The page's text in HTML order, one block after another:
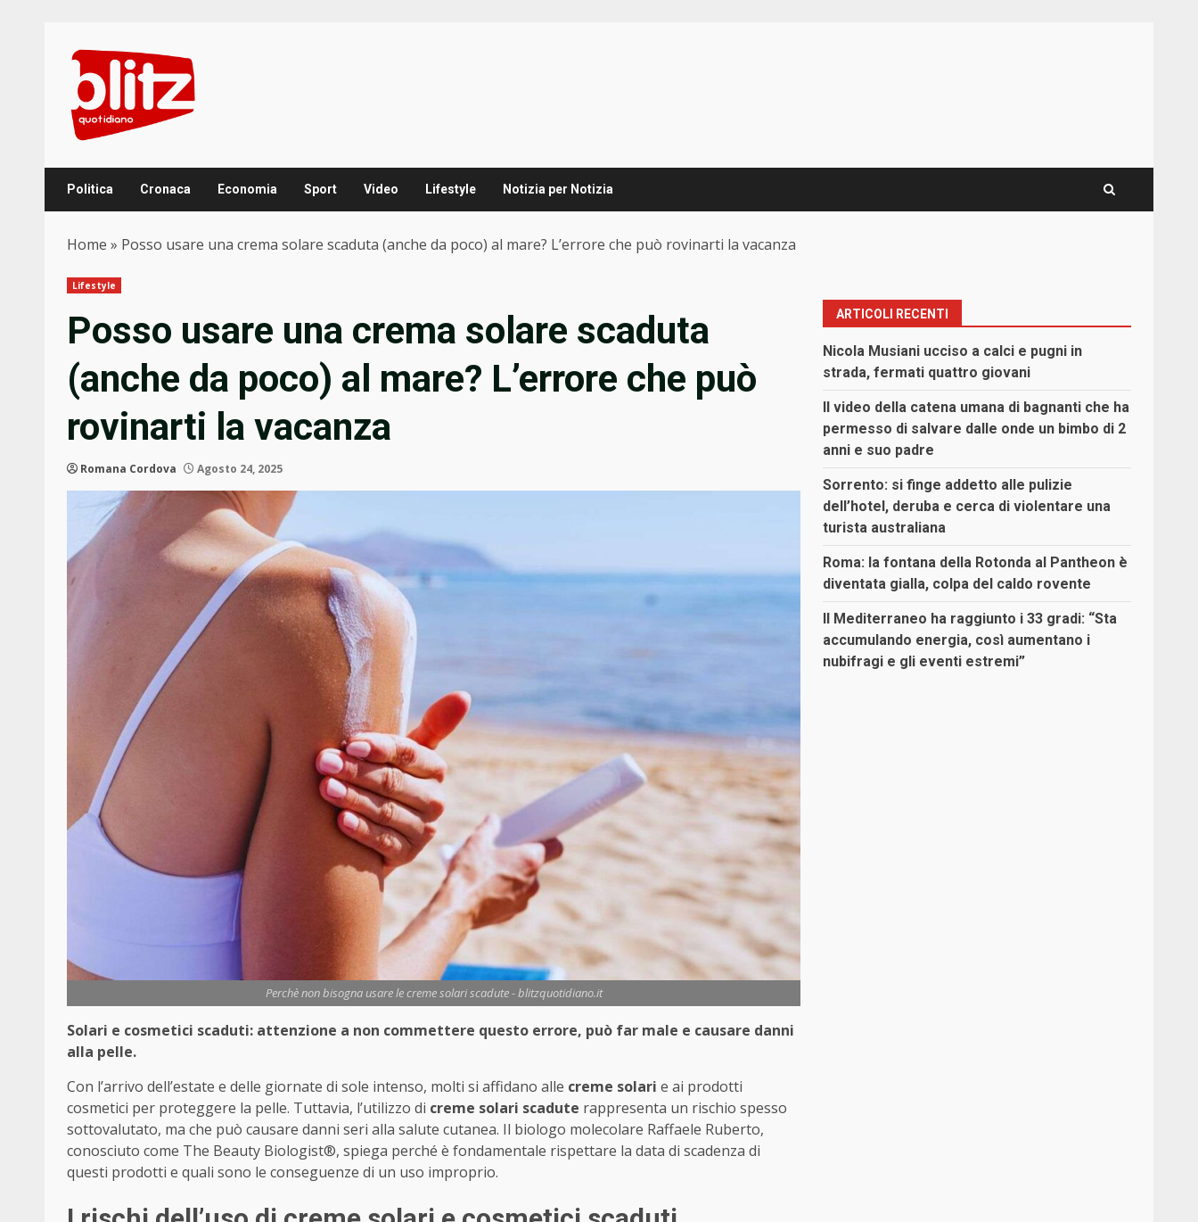
content
Politica Cronaca Economia Sport Video Lifestyle Notizia per Notizia
Home » Posso usare una crema solare scaduta (anche da poco) al mare? L’errore che può rovinarti la vacanza
Lifestyle
Posso usare una crema solare scaduta
(anche da poco) al mare? L’errore che può
rovinarti la vacanza
Romana Cordova Agosto 24, 2025
Perchè non bisogna usare le creme solari scadute - blitzquotidiano.it
Solari e cosmetici scaduti: attenzione a non commettere questo errore, può far male e causare danni
alla pelle.
Con l’arrivo dell’estate e delle giornate di sole intenso, molti si affidano alle creme solari e ai prodotti
cosmetici per proteggere la pelle. Tuttavia, l’utilizzo di creme solari scadute rappresenta un rischio spesso
sottovalutato, ma che può causare danni seri alla salute cutanea. Il biologo molecolare Raffaele Ruberto,
conosciuto come The Beauty Biologist®, spiega perché è fondamentale rispettare la data di scadenza di
questi prodotti e quali sono le conseguenze di un uso improprio.
ARTICOLI RECENTI
Nicola Musiani ucciso a calci e pugni in
strada, fermati quattro giovani
Il video della catena umana di bagnanti che ha
permesso di salvare dalle onde un bimbo di 2
anni e suo padre
Sorrento: si finge addetto alle pulizie
dell’hotel, deruba e cerca di violentare una
turista australiana
Roma: la fontana della Rotonda al Pantheon è
diventata gialla, colpa del caldo rovente
Il Mediterraneo ha raggiunto i 33 gradi: “Sta
accumulando energia, così aumentano i
nubifragi e gli eventi estremi”